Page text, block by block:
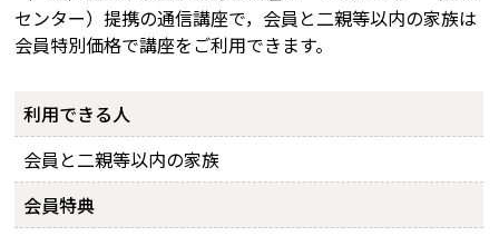
センター）提携の通信講座で，会員と二親等以内の家族は
会員特別価格で講座をご利用できます。
利用できる人
会員と二親等以内の家族
会員特典